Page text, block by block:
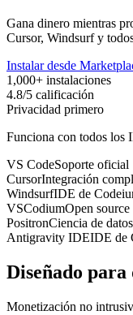
Gana dinero mientras
Cursor, Windsurf y
Instalar desde
1,000+ instalaciones
4.8/5 calificación
Privacidad primero
Funciona con todos los
VS CodeSoporte oficial
CursorIntegración
WindsurfIDE de
VSCodiumOpen source
PositronCiencia de datos
Antigravity IDEIDE de
Diseñado
Monetización no